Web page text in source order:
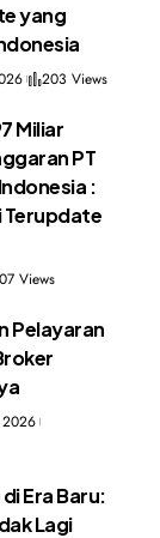
yang
203 Views
Miliar
PT
:
Terupdate
Views
Pelayaran
2026
Era Baru:
Lagi